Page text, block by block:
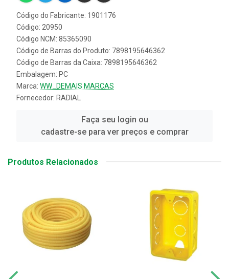
Código do Fabricante: 1901176
Código: 20950
Código NCM: 85365090
Código de Barras do Produto: 7898195646362
Código de Barras da Caixa: 7898195646362
Embalagem: PC
Marca: WW_DEMAIS MARCAS
Fornecedor: RADIAL
Faça seu login ou
cadastre-se para ver preços e comprar
Produtos Relacionados